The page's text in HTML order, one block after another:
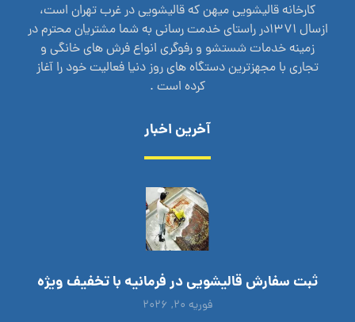
کارخانه قالیشویی میهن که قالیشویی در غرب تهران است،
ازسال 1371در راستای خدمت رسانی به شما مشتریان محترم در
زمینه خدمات شستشو و رفوگری انواع فرش های خانگی و
تجاری با مجهزترین دستگاه های روز دنیا فعالیت خود را آغاز
کرده است .
آخرین اخبار
ثبت سفارش قالیشویی در فرمانیه با تخفیف ویژه
فوریه ۲۰, ۲۰۲۶